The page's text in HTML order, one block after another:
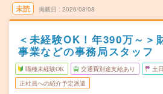
未読 掲載日 2026/08/08
＜未経験OK！年390万～＞
事業などの事務局スタッフ
職種未経験OK 交通費別途支給あり 土
正社員への紹介予定派遣